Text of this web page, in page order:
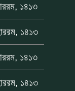
১৪১৩
১৪১৩
১৪১৩
১৪১৩